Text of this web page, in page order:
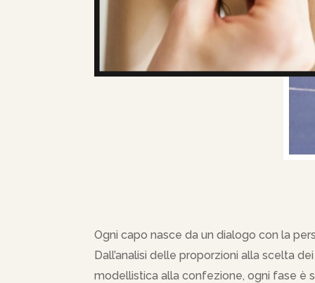
Ogni capo nasce da un dialogo con la
Dall’analisi delle proporzioni alla scelta
modellistica alla confezione, ogni fase è